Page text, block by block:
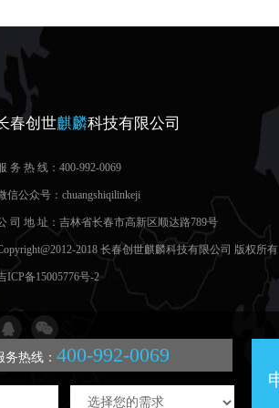
春创世麒麟科技有限公司
务 热 线：400-992-0069
信公众号：chuangshiqilinkeji
司 地 址：吉林省长春市高新区顺达路789号
2018 长春创世麒麟科技有限公司 版权所有
ICP备15005776号-2
热线： 400-992-0069